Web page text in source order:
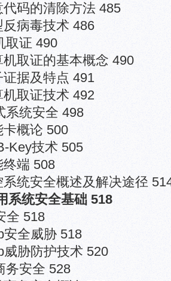
码的清除方法 485
病毒技术 486
取证 490
机取证的基本概念 490
据及特点 491
取证技术 492
系统安全 498
概论 500
Key技术 505
端 508
系统安全概述及解决途径
系统安全基础 518
全 518
安全威胁 518
威胁防护技术 520
务安全 528